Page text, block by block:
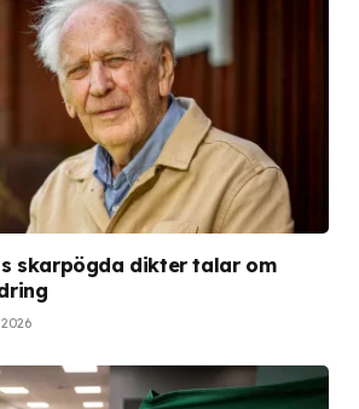
skarpögda dikter talar om